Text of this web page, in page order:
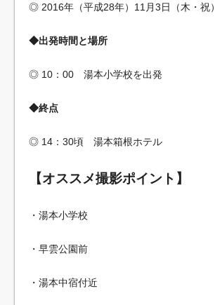
◎ 2016年（平成28年）11月3日（木・祝）
◆出発時間と場所
◎ 10：00 湯本小学校を出発
◆終点
◎ 14：30頃 湯本箱根ホテル
【オススメ撮影ポイント】
・湯本小学校
・早雲公園前
・湯本中宿付近